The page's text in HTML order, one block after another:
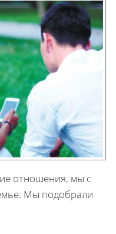
от­ношения, мы с
Мы подобрали